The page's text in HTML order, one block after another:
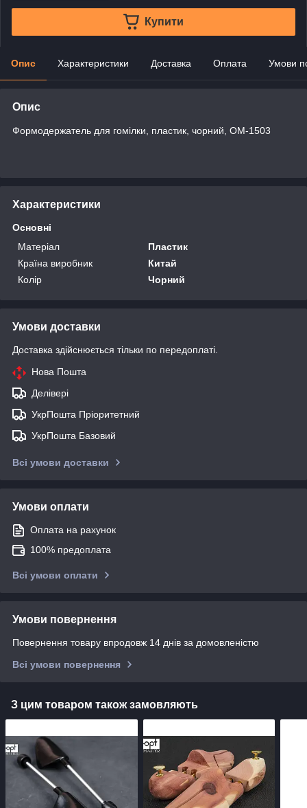
Купити
Опис Характеристики Доставка Оплата Умови
Опис
Формодержатель для гомілки, пластик, чорний, ОМ-1503
Характеристики
Основні
Матеріал
Пластик
Країна виробник
Китай
Колір
Чорний
Умови доставки
Доставка здійснюється тільки по передоплаті.
Нова Пошта
Делівері
УкрПошта Пріоритетний
УкрПошта Базовий
Всі умови доставки
Умови оплати
Оплата на рахунок
100% предоплата
Всі умови оплати
Умови повернення
Повернення товару впродовж 14 днів за домовленістю
Всі умови повернення
З цим товаром також замовляють